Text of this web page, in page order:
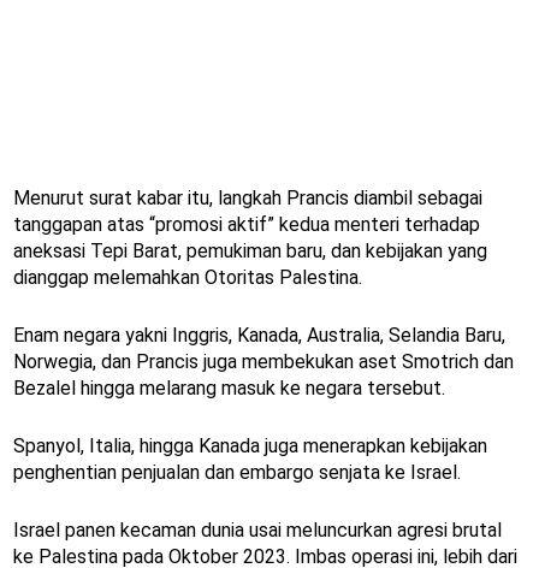
Menurut surat kabar itu, langkah Prancis diambil sebagai
tanggapan atas “promosi aktif” kedua menteri terhadap
aneksasi Tepi Barat, pemukiman baru, dan kebijakan yang
dianggap melemahkan Otoritas Palestina.
Enam negara yakni Inggris, Kanada, Australia, Selandia Baru,
Norwegia, dan Prancis juga membekukan aset Smotrich dan
Bezalel hingga melarang masuk ke negara tersebut.
Spanyol, Italia, hingga Kanada juga menerapkan kebijakan
penghentian penjualan dan embargo senjata ke Israel.
Israel panen kecaman dunia usai meluncurkan agresi brutal
ke Palestina pada Oktober 2023. Imbas operasi ini, lebih dari